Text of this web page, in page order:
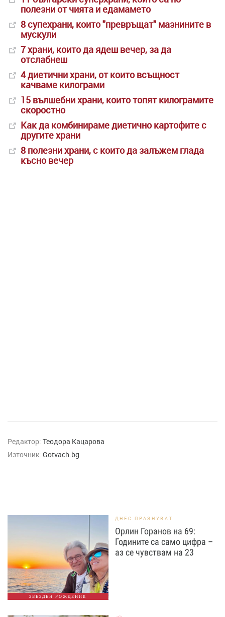
полезни от чията и едамамето
8 супехрани, които "превръщат" мазнините в
мускули
7 храни, които да ядеш вечер, за да
отслабнеш
4 диетични храни, от които всъщност
качваме килограми
15 вълшебни храни, които топят килограмите
скоростно
Как да комбинираме диетично картофите с
другите храни
8 полезни храни, с които да залъжем глада
късно вечер
Редактор: Теодора Кацарова
Източник: Gotvach.bg
ЗВЕЗДЕН РОЖДЕНИК
ДНЕС ПРАЗНУВАТ
Орлин Горанов на 69:
Годините са само цифра –
аз се чувствам на 23